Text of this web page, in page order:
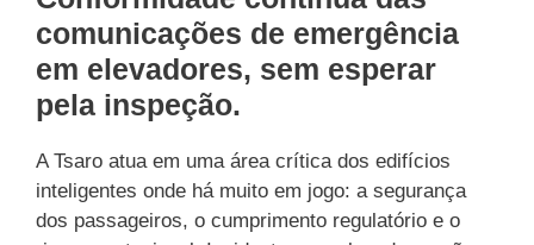
comunicações de emergência
em elevadores, sem esperar
pela inspeção.
A Tsaro atua em uma área crítica dos edifícios
inteligentes onde há muito em jogo: a segurança
dos passageiros, o cumprimento regulatório e o